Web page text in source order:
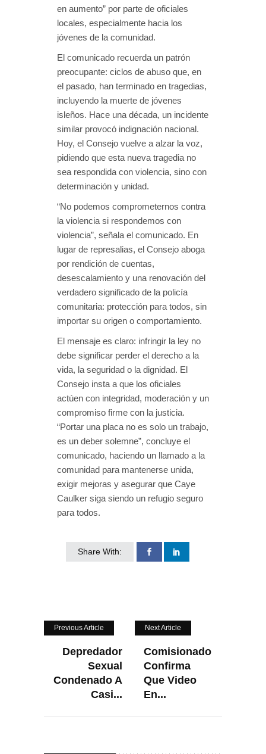
en aumento” por parte de oficiales
locales, especialmente hacia los
jóvenes de la comunidad.
El comunicado recuerda un patrón
preocupante: ciclos de abuso que, en
el pasado, han terminado en tragedias,
incluyendo la muerte de jóvenes
isleños. Hace una década, un incidente
similar provocó indignación nacional.
Hoy, el Consejo vuelve a alzar la voz,
pidiendo que esta nueva tragedia no
sea respondida con violencia, sino con
determinación y unidad.
“No podemos comprometernos contra
la violencia si respondemos con
violencia”, señala el comunicado. En
lugar de represalias, el Consejo aboga
por rendición de cuentas,
desescalamiento y una renovación del
verdadero significado de la policía
comunitaria: protección para todos, sin
importar su origen o comportamiento.
El mensaje es claro: infringir la ley no
debe significar perder el derecho a la
vida, la seguridad o la dignidad. El
Consejo insta a que los oficiales
actúen con integridad, moderación y un
compromiso firme con la justicia.
“Portar una placa no es solo un trabajo,
es un deber solemne”, concluye el
comunicado, haciendo un llamado a la
comunidad para mantenerse unida,
exigir mejoras y asegurar que Caye
Caulker siga siendo un refugio seguro
para todos.
Share With:
Previous Article
Depredador
Sexual
Condenado A
Casi...
Next Article
Comisionado
Confirma
Que Video
En...